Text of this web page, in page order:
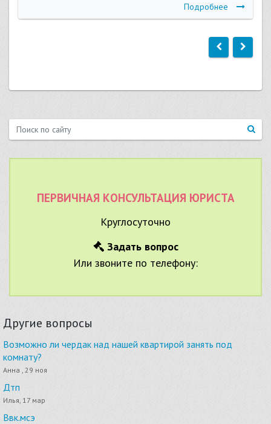
Подробнее
ПЕРВИЧНАЯ КОНСУЛЬТАЦИЯ ЮРИСТА
Круглосуточно
Задать вопрос
Или звоните по телефону:
Другие вопросы
Возможно ли чердак над нашей квартирой занять под
комнату?
Анна , 29 ноя
Дтп
Илья, 17 мар
Ввк.мсэ